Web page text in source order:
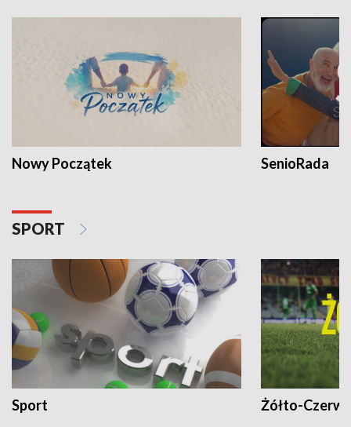
Nowy Początek SenioRada
SPORT
Sport Żółto-